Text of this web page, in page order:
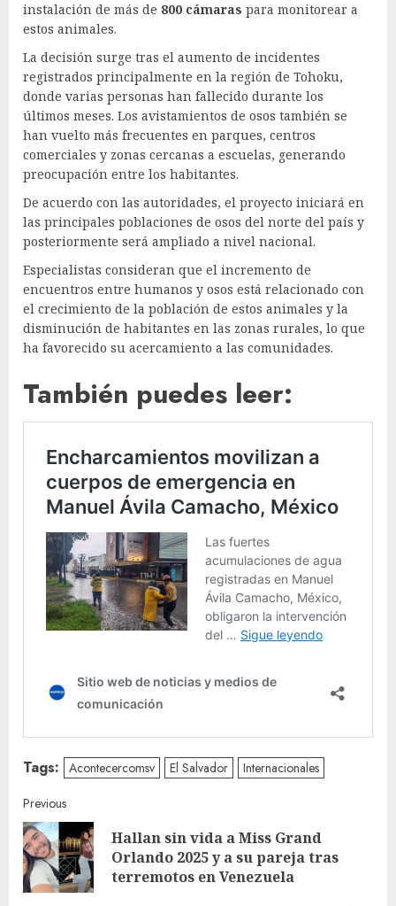
instalación de más de 800 cámaras para monitorear a
estos animales.
La decisión surge tras el aumento de incidentes
registrados principalmente en la región de Tohoku,
donde varias personas han fallecido durante los
últimos meses. Los avistamientos de osos también se
han vuelto más frecuentes en parques, centros
comerciales y zonas cercanas a escuelas, generando
preocupación entre los habitantes.
De acuerdo con las autoridades, el proyecto iniciará en
las principales poblaciones de osos del norte del país y
posteriormente será ampliado a nivel nacional.
Especialistas consideran que el incremento de
encuentros entre humanos y osos está relacionado con
el crecimiento de la población de estos animales y la
disminución de habitantes en las zonas rurales, lo que
ha favorecido su acercamiento a las comunidades.
También puedes leer:
Tags: Acontecercomsv El Salvador Internacionales
Continue
Reading
Previous
Hallan sin vida a Miss Grand
Orlando 2025 y a su pareja tras
terremotos en Venezuela